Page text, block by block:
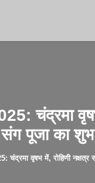
चंद्रमा
संग पूजा का शुभ
चंद्रमा वृषभ में, रोहिणी नक्षत्र